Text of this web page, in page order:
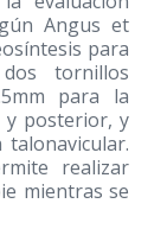
Angus et
para
tornillos
para la
y posterior, y
realizar
mientras se